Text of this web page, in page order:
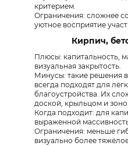
критерием.
Ограничения: сложнее
уютное восприятие
Кирпич,
Плюсы: капитальность,
визуальная закрытость.
Минусы: такие решения
всегда подходят для
благоустройства. Их
доской, крыльцом и
Когда подходит: для
выраженной
Ограничения: меньше
визуально более